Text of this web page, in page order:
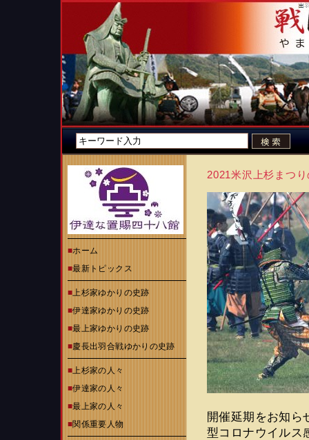
■ホーム
■最新トピックス
■上杉家ゆかりの史跡
■伊達家ゆかりの史跡
■最上家ゆかりの史跡
■慶長出羽合戦ゆかりの史跡
■上杉家の人々
■伊達家の人々
■最上家の人々
■関係重要人物
2021米沢上杉まつ
開催延期をお知ら
型コロナウイルス